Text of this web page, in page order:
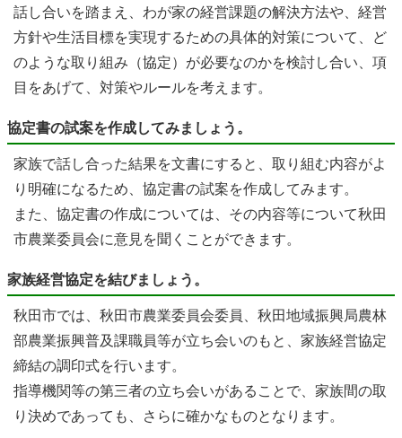
話し合いを踏まえ、わが家の経営課題の解決方法や、経営
方針や生活目標を実現するための具体的対策について、ど
のような取り組み（協定）が必要なのかを検討し合い、項
目をあげて、対策やルールを考えます。
協定書の試案を作成してみましょう。
家族で話し合った結果を文書にすると、取り組む内容がよ
り明確になるため、協定書の試案を作成してみます。
また、協定書の作成については、その内容等について秋田
市農業委員会に意見を聞くことができます。
家族経営協定を結びましょう。
秋田市では、秋田市農業委員会委員、秋田地域振興局農林
部農業振興普及課職員等が立ち会いのもと、家族経営協定
締結の調印式を行います。
指導機関等の第三者の立ち会いがあることで、家族間の取
り決めであっても、さらに確かなものとなります。